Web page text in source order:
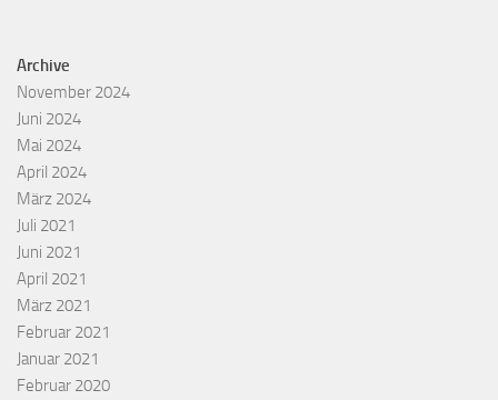
Archive
November 2024
Juni 2024
Mai 2024
April 2024
März 2024
Juli 2021
Juni 2021
April 2021
März 2021
Februar 2021
Januar 2021
Februar 2020